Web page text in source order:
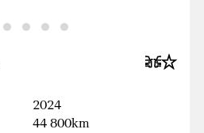
2024
44 800km